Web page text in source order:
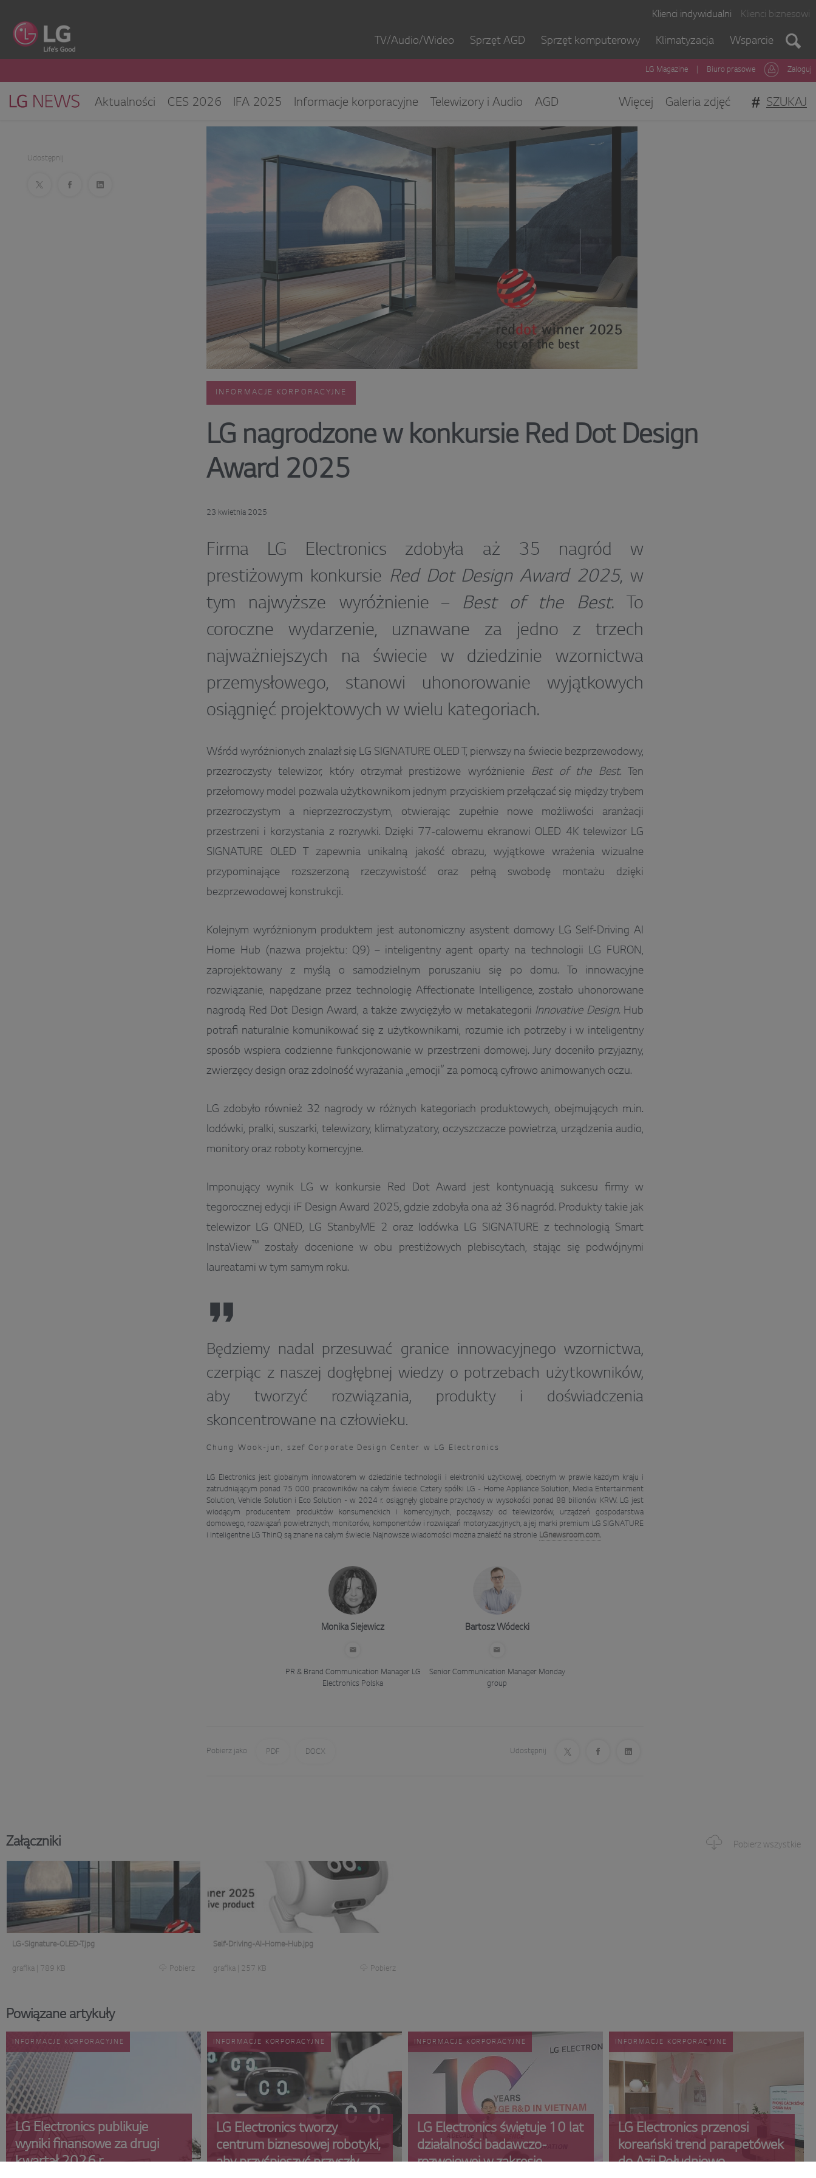
Klienci indywidualni Klienci biznesowi
TV/Audio/Wideo Sprzęt AGD Sprzęt komputerowy Klimatyzacja Wsparcie
LG Magazine Biuro prasowe Zaloguj
Aktualności CES 2026 IFA 2025 Informacje korporacyjne Telewizory i Audio
AGD
Klimatyzacja i pompy ciepła
Sprzęt IT ESG/CSR Kontakt dla mediów
Biuro Obsługi Klienta
Więcej Galeria zdjęć # SZUKAJ
Udostępnij
INFORMACJE KORPORACYJNE
LG nagrodzone w konkursie Red Dot Design
Award 2025
23 kwietnia 2025
Firma LG Electronics zdobyła aż 35 nagród w
prestiżowym konkursie Red Dot Design Award 2025, w
tym najwyższe wyróżnienie – Best of the Best. To
coroczne wydarzenie, uznawane za jedno z trzech
najważniejszych na świecie w dziedzinie wzornictwa
przemysłowego, stanowi uhonorowanie wyjątkowych
osiągnięć projektowych w wielu kategoriach.
Wśród wyróżnionych znalazł się LG SIGNATURE OLED T, pierwszy na świecie bezprzewodowy,
przezroczysty telewizor, który otrzymał prestiżowe wyróżnienie Best of the Best. Ten
przełomowy model pozwala użytkownikom jednym przyciskiem przełączać się między trybem
przezroczystym a nieprzezroczystym, otwierając zupełnie nowe możliwości aranżacji
przestrzeni i korzystania z rozrywki. Dzięki 77-calowemu ekranowi OLED 4K telewizor LG
SIGNATURE OLED T zapewnia unikalną jakość obrazu, wyjątkowe wrażenia wizualne
przypominające rozszerzoną rzeczywistość oraz pełną swobodę montażu dzięki
bezprzewodowej konstrukcji.
Kolejnym wyróżnionym produktem jest autonomiczny asystent domowy LG Self-Driving AI
Home Hub (nazwa projektu: Q9) – inteligentny agent oparty na technologii LG FURON,
zaprojektowany z myślą o samodzielnym poruszaniu się po domu. To innowacyjne
rozwiązanie, napędzane przez technologię Affectionate Intelligence, zostało uhonorowane
nagrodą Red Dot Design Award, a także zwyciężyło w metakategorii Innovative Design. Hub
potrafi naturalnie komunikować się z użytkownikami, rozumie ich potrzeby i w inteligentny
sposób wspiera codzienne funkcjonowanie w przestrzeni domowej. Jury doceniło przyjazny,
zwierzęcy design oraz zdolność wyrażania „emocji” za pomocą cyfrowo animowanych oczu.
LG zdobyło również 32 nagrody w różnych kategoriach produktowych, obejmujących m.in.
lodówki, pralki, suszarki, telewizory, klimatyzatory, oczyszczacze powietrza, urządzenia audio,
monitory oraz roboty komercyjne.
Imponujący wynik LG w konkursie Red Dot Award jest kontynuacją sukcesu firmy w
tegorocznej edycji iF Design Award 2025, gdzie zdobyła ona aż 36 nagród. Produkty takie jak
telewizor LG QNED, LG StanbyME 2 oraz lodówka LG SIGNATURE z technologią Smart
InstaView™
zostały docenione w obu prestiżowych plebiscytach, stając się podwójnymi
laureatami w tym samym roku.
Będziemy nadal przesuwać granice innowacyjnego wzornictwa,
czerpiąc z naszej dogłębnej wiedzy o potrzebach użytkowników,
aby tworzyć rozwiązania, produkty i doświadczenia
skoncentrowane na człowieku.
Chung Wook-jun, szef Corporate Design Center w LG Electronics
LG Electronics jest globalnym innowatorem w dziedzinie technologii i elektroniki użytkowej, obecnym w prawie każdym kraju i
zatrudniającym ponad 75 000 pracowników na całym świecie. Cztery spółki LG - Home Appliance Solution, Media Entertainment
Solution, Vehicle Solution i Eco Solution - w 2024 r. osiągnęły globalne przychody w wysokości ponad 88 bilionów KRW. LG jest
wiodącym producentem produktów konsumenckich i komercyjnych, począwszy od telewizorów, urządzeń gospodarstwa
domowego, rozwiązań powietrznych, monitorów, komponentów i rozwiązań motoryzacyjnych, a jej marki premium LG SIGNATURE
i inteligentne LG ThinQ są znane na całym świecie. Najnowsze wiadomości można znaleźć na stronie LGnewsroom.com.
Monika Siejewicz
PR & Brand Communication ManagerLG
Electronics Polska
Bartosz Wódecki
Senior Communication ManagerMonday
group
Pobierz jako PDF DOCX Udostępnij
Załączniki Pobierz wszystkie
LG-Signature-OLED-T.jpg
grafika 789 KB Pobierz
Self-Driving-AI-Home-Hub.jpg
grafika 257 KB Pobierz
Powiązane artykuły
INFORMACJE KORPORACYJNE
LG Electronics publikuje
wyniki finansowe za drugi
kwartał 2026 r.
INFORMACJE KORPORACYJNE
LG Electronics tworzy
centrum biznesowej robotyki,
aby przyśpieszyć przyszły
INFORMACJE KORPORACYJNE
LG Electronics świętuje 10 lat
działalności badawczo-
rozwojowej w zakresie
INFORMACJE KORPORACYJNE
LG Electronics przenosi
koreański trend parapetówek
do Azji Południowo-